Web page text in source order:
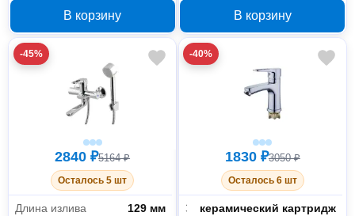
В корзину В корзину
-45%
2840 ₽5164 ₽
Осталось 5 шт
Длина излива
129 мм
-40%
1830 ₽3050 ₽
Осталось 6 шт
Запорный клапанкерамический картридж